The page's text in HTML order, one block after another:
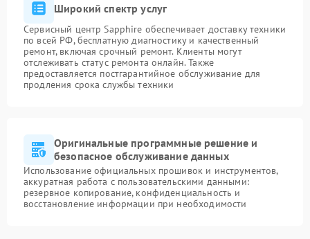
Широкий спектр услуг
Сервисный центр Sapphire обеспечивает доставку техники
по всей РФ, бесплатную диагностику и качественный
ремонт, включая срочный ремонт. Клиенты могут
отслеживать статус ремонта онлайн. Также
предоставляется постгарантийное обслуживание для
продления срока службы техники
Оригинальные программные решение и
безопасное обслуживание данных
Использование официальных прошивок и инструментов,
аккуратная работа с пользовательскими данными:
резервное копирование, конфиденциальность и
восстановление информации при необходимости